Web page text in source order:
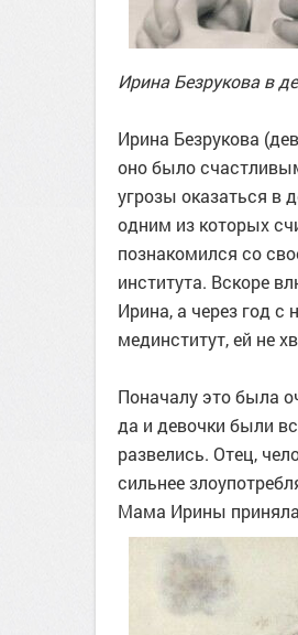
Ирина Безрукова в
Ирина Безрукова
оно было
угрозы оказаться в
одним из которых
познакомился со
института. Вскоре
Ирина, а через год
мединститут, ей не
Поначалу это была
да и девочки были
развелись. Отец,
сильнее
Мама Ирины приняла